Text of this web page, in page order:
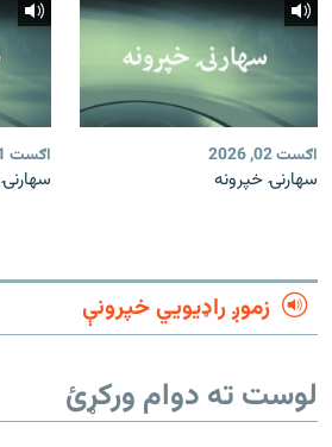
اګست 02, 2026
سهارنۍ خپرونه
اګست 01, 2026
زموږ راډیويي خپرونې
لوست ته دوام ورکړئ